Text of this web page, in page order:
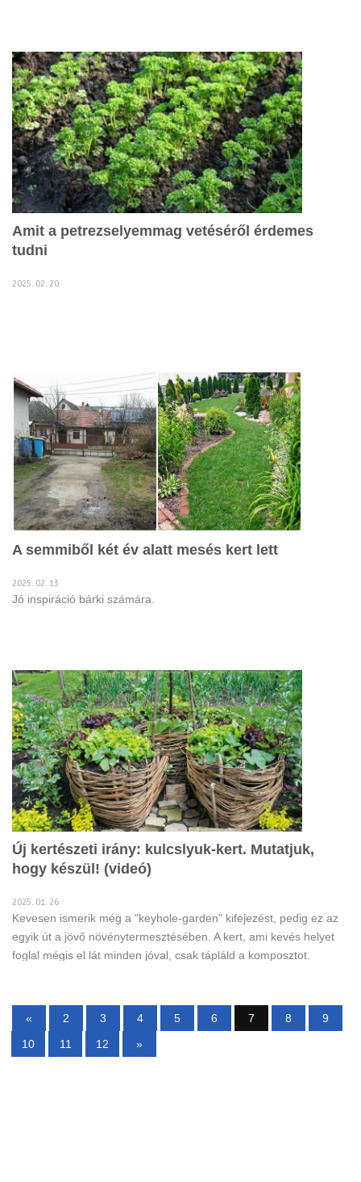
Amit a petrezselyemmag vetéséről érdemes
tudni
2025. 02. 20
A semmiből két év alatt mesés kert lett
2025. 02. 13
Jó inspiráció bárki számára.
Új kertészeti irány: kulcslyuk-kert. Mutatjuk,
hogy készül! (videó)
2025. 01. 26
Kevesen ismerik még a "keyhole-garden" kifejezést, pedig ez az
egyik út a jövő növénytermesztésében. A kert, ami kevés helyet
foglal mégis el lát minden jóval, csak tápláld a komposztot.
« 2 3 4 5 6 7 8
9
10
11 12 »